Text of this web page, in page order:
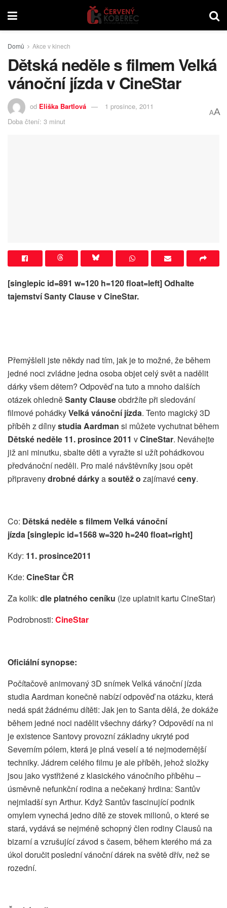
Domů Akce v kinech
Dětská neděle s filmem Velká
vánoční jízda v CineStar
od Eliška Bartlová
1 prosince, 2011
Doba čtení: 3 minut
AA
[singlepic id=891 w=120 h=120 float=left] Odhalte
tajemství Santy Clause v CineStar.
Přemýšleli jste někdy nad tím, jak je to možné, že během
jedné noci zvládne jedna osoba objet celý svět a nadělit
dárky všem dětem? Odpověď na tuto a mnoho dalších
otázek ohledněSanty Clauseobdržíte při sledování
filmové pohádkyVelká vánoční jízda. Tento magický 3D
příběh z dílnystudia Aardman si můžete vychutnat během
Dětské neděle 11. prosince 2011 vCineStar. Neváhejte
již ani minutku, sbalte děti a vyražte si užít pohádkovou
předvánoční neděli. Pro malé návštěvníky jsou opět
připravenydrobné dárkyasoutěž o zajímavéceny.
Co: Dětská neděle s filmem Velká vánoční
jízda [singlepic id=1568 w=320 h=240 float=right]
Kdy: 11. prosince2011
Kde: CineStar ČR
Za kolik: dle platného ceníku (lze uplatnit kartu CineStar)
Podrobnosti: CineStar
Oficiální synopse:
Počítačově animovaný 3D snímek Velká vánoční jízda
studia Aardman konečně nabízí odpověď na otázku, která
nedá spát žádnému dítěti: Jak jen to Santa dělá, že dokáže
během jedné noci nadělit všechny dárky? Odpovědí na ni
je existence Santovy provozní základny ukryté pod
Severním pólem, která je plná veselí a té nejmodernější
techniky. Jádrem celého filmu je ale příběh, jehož složky
jsou jako vystřižené z klasického vánočního příběhu –
úsměvně nefunkční rodina a nečekaný hrdina: Santův
nejmladší syn Arthur. Když Santův fascinující podnik
omylem vynechá jedno dítě ze stovek milionů, o které se
stará, vydává se nejméně schopný člen rodiny Clausů na
bizarní a vzrušující závod s časem, během kterého má za
úkol doručit poslední vánoční dárek na světě dřív, než se
rozední.